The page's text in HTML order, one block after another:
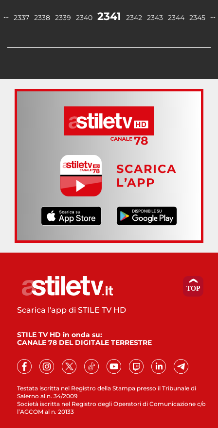
… 2337 2338 2339 2340 2341 2342 2343 2344 2345 …
SCARICA
L’APP
Testata iscritta nel Registro della Stampa presso il Tribunale di
Salerno al n. 34/2009
Società iscritta nel Registro degli Operatori di Comunicazione c/o
l’AGCOM al n. 20133
Scarica l'app di STILE TV HD
STILE TV HD in onda su:
CANALE 78 DEL DIGITALE TERRESTRE